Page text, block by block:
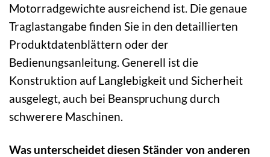
Motorradgewichte ausreichend ist. Die genaue
Traglastangabe finden Sie in den detaillierten
Produktdatenblättern oder der
Bedienungsanleitung. Generell ist die
Konstruktion auf Langlebigkeit und Sicherheit
ausgelegt, auch bei Beanspruchung durch
schwerere Maschinen.
Was unterscheidet diesen Ständer von anderen